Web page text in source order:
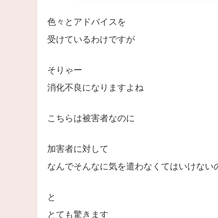
色々とアドバイスを
受けているわけですが
そりゃー
消化不良になりますよね
こちらは被害者なのに
加害者に対して
なんでそんなに気を遣わなくてはいけない
と
とても驚きます